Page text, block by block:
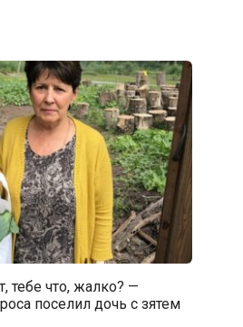
тебе что, жалко? —
поселил дочь с зятем